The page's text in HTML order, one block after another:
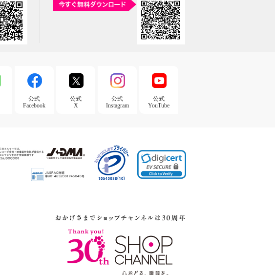
公式
Facebook
公式
X
公式
Instagram
公式
YouTube